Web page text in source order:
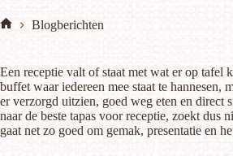
Blogberichten
Een receptie valt of staat met wat er op tafel
buffet waar iedereen mee staat te hannesen,
er verzorgd uitzien, goed weg eten en direct
naar de beste tapas voor receptie, zoekt dus
gaat net zo goed om gemak, presentatie en